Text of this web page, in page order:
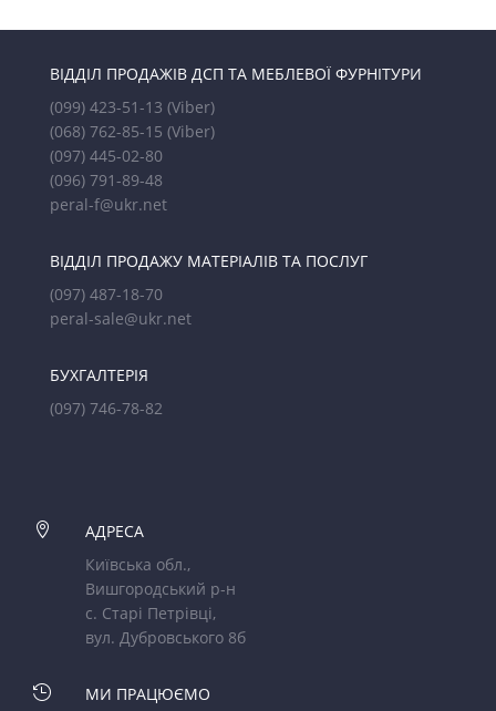
ВІДДІЛ ПРОДАЖІВ ДСП ТА МЕБЛЕВОЇ ФУРНІТУРИ
(099) 423-51-13 (Viber)
(068) 762-85-15 (Viber)
(097) 445-02-80
(096) 791-89-48
peral-f@ukr.net
ВІДДІЛ ПРОДАЖУ МАТЕРІАЛІВ ТА ПОСЛУГ
(097) 487-18-70
peral-sale@ukr.net
БУХГАЛТЕРІЯ
(097) 746-78-82

АДРЕСА
Київська обл.,
Вишгородський р-н
с. Старі Петрівці,
вул. Дубровського 8б

МИ ПРАЦЮЄМО